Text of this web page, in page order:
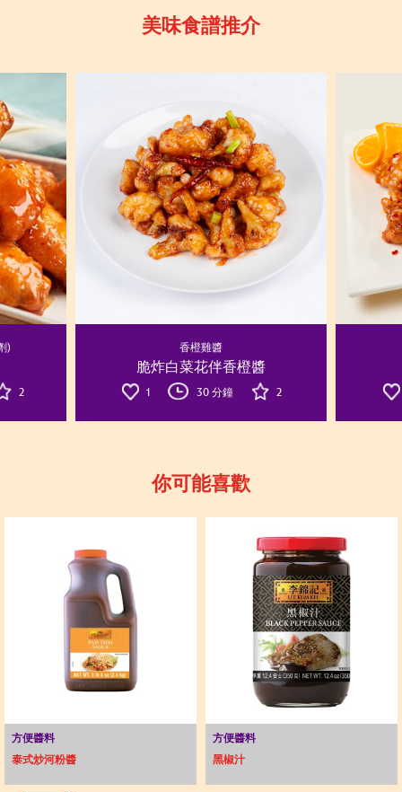
美味食譜推介
)
2
香橙雞醬
脆炸白菜花伴香橙醬
1 30 分鐘 2
你可能喜歡
方便醬料
泰式炒河粉醬
方便醬料
黑椒汁